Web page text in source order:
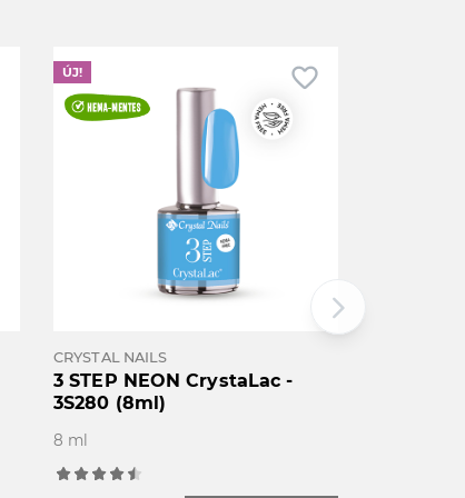
favorite_border
ÚJ!
CRYSTAL NAILS
3 STEP NEON CrystaLac -
3S280 (8ml)
8 ml
arrow_forward_ios